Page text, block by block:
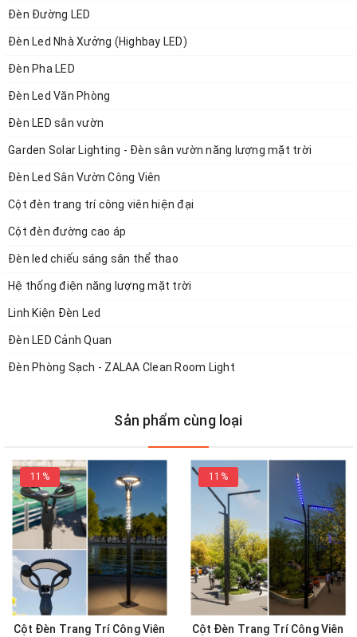
Đèn Đường LED
Đèn Led Nhà Xưởng (Highbay LED)
Đèn Pha LED
Đèn Led Văn Phòng
Đèn LED sân vườn
Garden Solar Lighting - Đèn sân vườn năng lượng mặt trời
Đèn Led Sân Vườn Công Viên
Cột đèn trang trí công viên hiện đại
Cột đèn đường cao áp
Đèn led chiếu sáng sân thể thao
Hệ thống điện năng lượng mặt trời
Linh Kiện Đèn Led
Đèn LED Cảnh Quan
Đèn Phòng Sạch - ZALAA Clean Room Light
Sản phẩm cùng loại
11%
Cột Đèn Trang Trí Công Viên
11%
Cột Đèn Trang Trí Công Viên